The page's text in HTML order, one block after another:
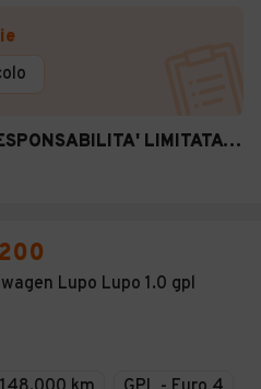
ELITE CAR SOCIETA' A RESPONSABILITA' LIMITATA SEMPLIFICATA
Lupo Lupo 1.0 gpl